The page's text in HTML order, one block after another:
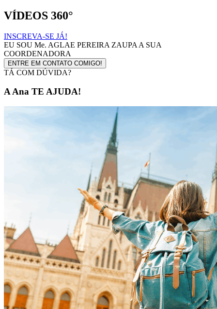
VÍDEOS 360°
INSCREVA-SE JÁ!
EU SOU Me. AGLAE PEREIRA ZAUPA A SUA
COORDENADORA
ENTRE EM CONTATO COMIGO!
TÁ COM DÚVIDA?
A Ana TE AJUDA!